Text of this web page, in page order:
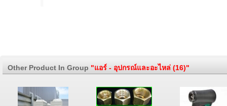
Other Product In Group "แอร์ - อุปกรณ์และอะไหล่ (16)"